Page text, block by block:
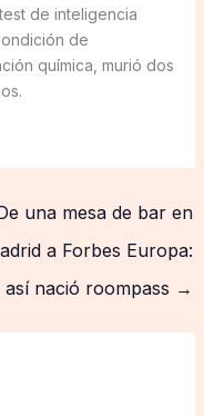
de inteligencia
de
química, murió dos
una mesa de bar en
a Forbes Europa:
así nació roompass →